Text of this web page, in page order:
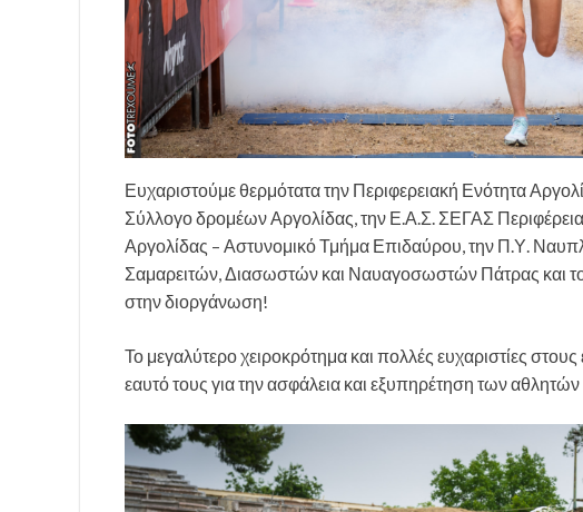
Ευχαριστούμε θερμότατα την Περιφερειακή Ενότητα
Σύλλογο δρομέων Αργολίδας, την Ε.Α.Σ. ΣΕΓΑΣ
Αργολίδας – Αστυνομικό Τμήμα Επιδαύρου, την Π.Υ.
Σαμαρειτών, Διασωστών και Ναυαγοσωστών Πάτρας και
στην διοργάνωση!
Το μεγαλύτερο χειροκρότημα και πολλές ευχαριστίες
εαυτό τους για την ασφάλεια και εξυπηρέτηση των